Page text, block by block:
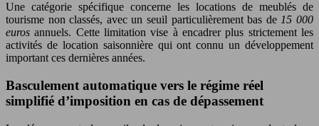
Une catégorie spécifique concerne les locations de meublés de
tourisme non classés, avec un seuil particulièrement bas de 15 000
eurosannuels. Cette limitation vise à encadrer plus strictement les
activités de location saisonnière qui ont connu un développement
important ces dernières années.
Basculement automatique vers le régime réel
simplifié d’imposition en cas de dépassement